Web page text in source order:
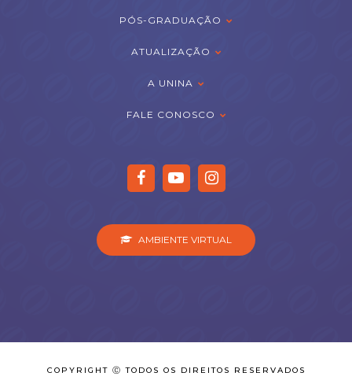
PÓS-GRADUAÇÃO
ATUALIZAÇÃO
A UNINA
FALE CONOSCO
AMBIENTE VIRTUAL
COPYRIGHT Ⓒ TODOS OS DIREITOS RESERVADOS